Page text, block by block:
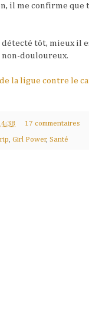
il me confirme
tôt, mieux il
non-douloureux.
la ligue contre le
17 commentaires
, Girl Power, Santé